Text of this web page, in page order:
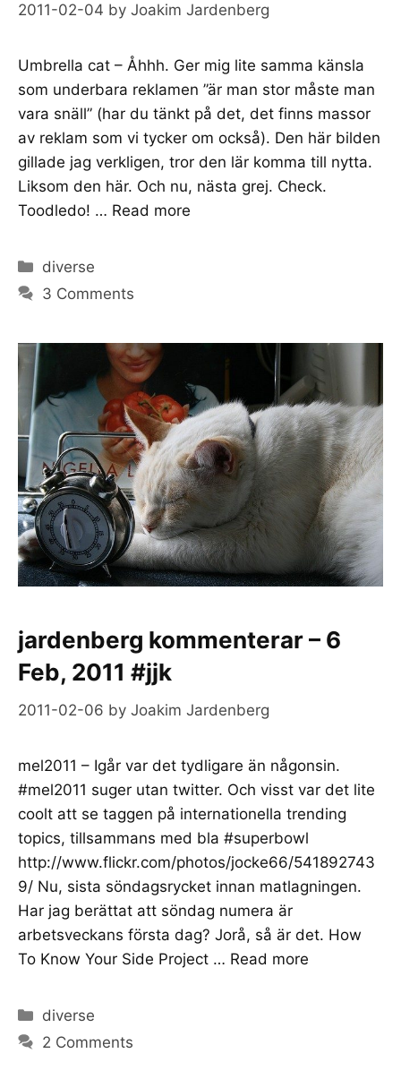
2011-02-04 by Joakim Jardenberg
Umbrella cat – Åhhh. Ger mig lite samma känsla
som underbara reklamen ”är man stor måste man
vara snäll” (har du tänkt på det, det finns massor
av reklam som vi tycker om också). Den här bilden
gillade jag verkligen, tror den lär komma till nytta.
Liksom den här. Och nu, nästa grej. Check.
Toodledo! … Read more
Categories
diverse
3 Comments
jardenberg kommenterar – 6
Feb, 2011 #jjk
2011-02-06 by Joakim Jardenberg
mel2011 – Igår var det tydligare än någonsin.
#mel2011 suger utan twitter. Och visst var det lite
coolt att se taggen på internationella trending
topics, tillsammans med bla #superbowl
http://www.flickr.com/photos/jocke66/541892743
9/ Nu, sista söndagsrycket innan matlagningen.
Har jag berättat att söndag numera är
arbetsveckans första dag? Jorå, så är det. How
To Know Your Side Project … Read more
Categories
diverse
2 Comments